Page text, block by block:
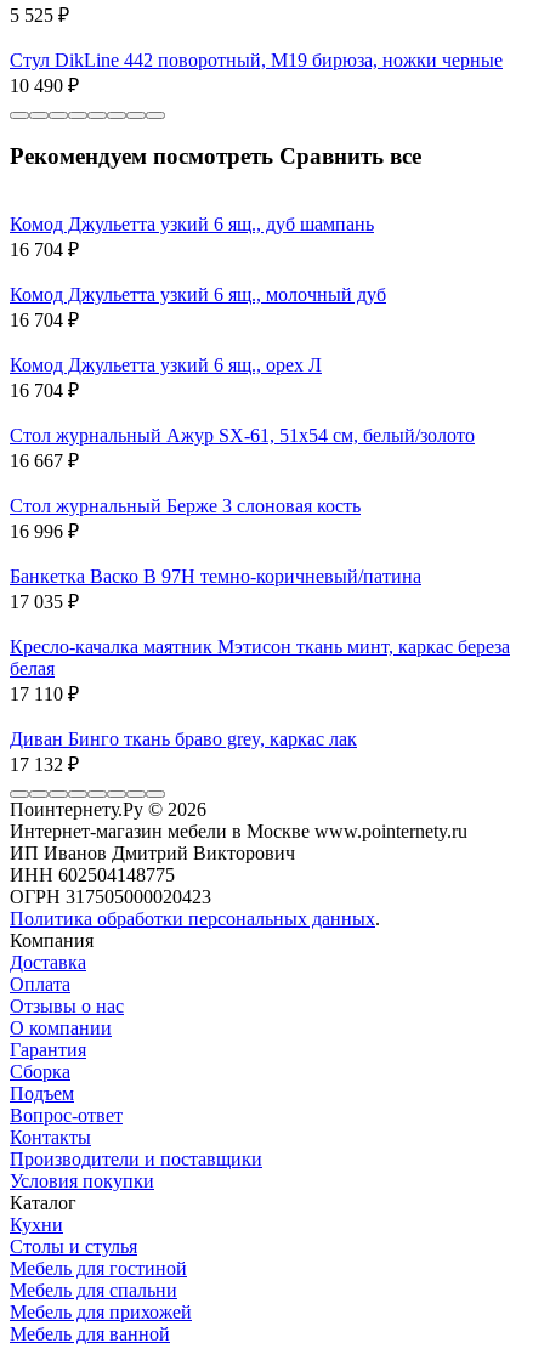
5 525 ₽
Стул DikLine 442 поворотный, M19 бирюза, ножки черные
10 490 ₽
Рекомендуем посмотреть Сравнить все
Комод Джульетта узкий 6 ящ., дуб шампань
16 704 ₽
Комод Джульетта узкий 6 ящ., молочный дуб
16 704 ₽
Комод Джульетта узкий 6 ящ., орех Л
16 704 ₽
Стол журнальный Ажур SX-61, 51x54 см, белый/золото
16 667 ₽
Стол журнальный Берже 3 слоновая кость
16 996 ₽
Банкетка Васко В 97Н темно-коричневый/патина
17 035 ₽
Кресло-качалка маятник Мэтисон ткань минт, каркас береза
белая
17 110 ₽
Диван Бинго ткань браво grey, каркас лак
17 132 ₽
Поинтернету.Ру © 2026
Интернет-магазин мебели в Москве www.pointernety.ru
ИП Иванов Дмитрий Викторович
ИНН 602504148775
ОГРН 317505000020423
Политика обработки персональных данных.
Компания
Доставка
Оплата
Отзывы о нас
О компании
Гарантия
Сборка
Подъем
Вопрос-ответ
Контакты
Производители и поставщики
Условия покупки
Каталог
Кухни
Столы и стулья
Мебель для гостиной
Мебель для спальни
Мебель для прихожей
Мебель для ванной